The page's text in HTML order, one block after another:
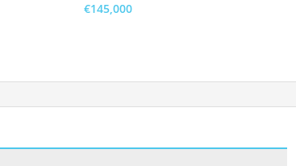
€145,000